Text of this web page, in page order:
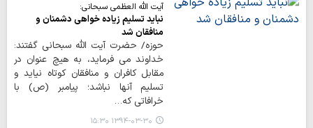
آیت الله العظمی سبحانی:
نباید تسلیم زیاده خواهی دشمنان و
منافقان شد
حوزه/ حضرت آیت الله سبحانی گفتند:
خداوند می فرماید، به هیچ عنوان در
مقابل کافران و منافقان کوتاه نیاید و
تسلیم آنها نباشد؛ پیامبر (ص) با
خرافاتی که…
۱۳۹۴-۰۳-۳۰ ۱۵:۳۰